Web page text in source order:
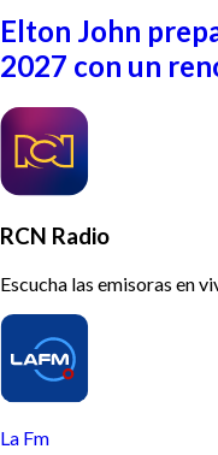
Elton John
2027 con un
RCN Radio
Escucha las emisoras en
La Fm